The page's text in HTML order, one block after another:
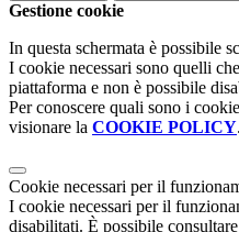
Gestione cookie
In questa schermata è possibile
I cookie necessari sono quelli
piattaforma e non è possibile
Per conoscere quali sono i
visionare la COOKIE POLICY.
Cookie necessari per il
I cookie necessari per il
disabilitati. È possibile